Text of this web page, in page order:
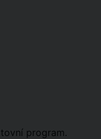
program.